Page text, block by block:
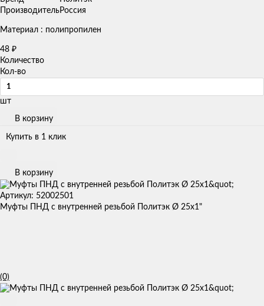
ПроизводительРоссия
Материал : полипропилен
48 ₽
Количество
Кол-во
шт
В корзину
Купить в 1 клик
В корзину
Артикул: 52002501
Муфты ПНД с внутренней резьбой Политэк Ø 25x1"
(0)